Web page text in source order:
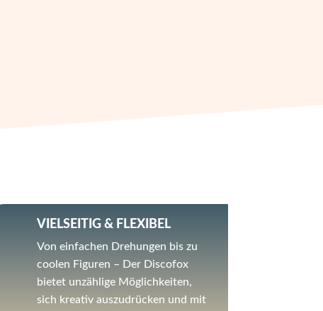
VIELSEITIG & FLEXIBEL
Von einfachen Drehungen bis zu
coolen Figuren – Der Discofox
bietet unzählige Möglichkeiten,
sich kreativ auszudrücken und mit